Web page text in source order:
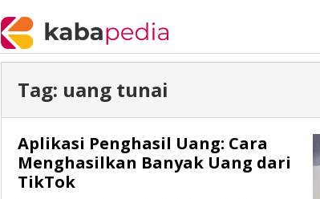
Tag: uang tunai
Aplikasi Penghasil Uang: Cara
Menghasilkan Banyak Uang dari
TikTok